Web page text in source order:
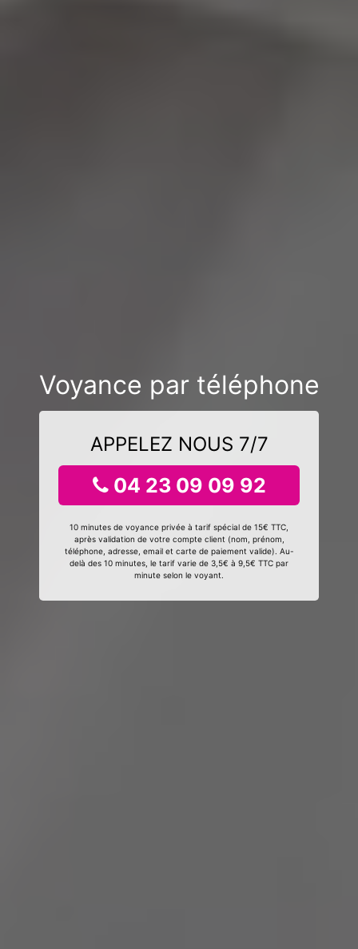
Voyance par téléphone
APPELEZ NOUS 7/7
04 23 09 09 92
10 minutes de voyance privée à tarif spécial de 15€ TTC,
après validation de votre compte client (nom, prénom,
téléphone, adresse, email et carte de paiement valide). Au-
delà des 10 minutes, le tarif varie de 3,5€ à 9,5€ TTC par
minute selon le voyant.